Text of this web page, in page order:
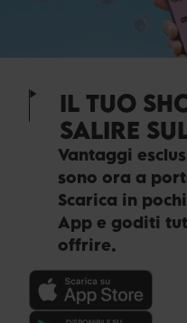
IL TUO
SALIRE
Vantaggi
sono ora a
Scarica in
App e goditi
offrire.